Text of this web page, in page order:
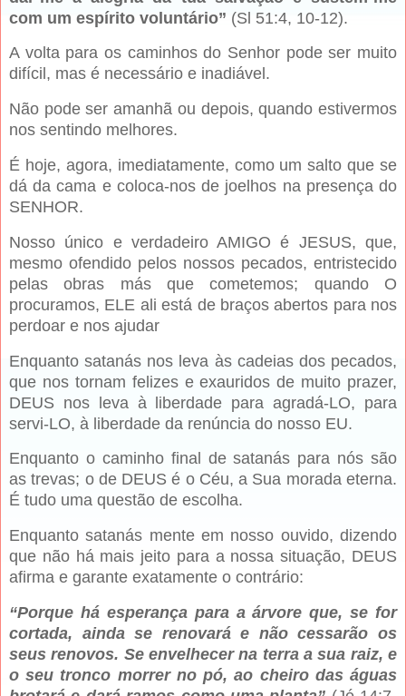
com um espírito voluntário” (Sl 51:4, 10-12).
A volta para os caminhos do Senhor pode ser muito
difícil, mas é necessário e inadiável.
Não pode ser amanhã ou depois, quando estivermos
nos sentindo melhores.
É hoje, agora, imediatamente, como um salto que se
dá da cama e coloca-nos de joelhos na presença do
SENHOR.
Nosso único e verdadeiro AMIGO é JESUS, que,
mesmo ofendido pelos nossos pecados, entristecido
pelas obras más que cometemos; quando O
procuramos, ELE ali está de braços abertos para nos
perdoar e nos ajudar
Enquanto satanás nos leva às cadeias dos pecados,
que nos tornam felizes e exauridos de muito prazer,
DEUS nos leva à liberdade para agradá-LO, para
servi-LO, à liberdade da renúncia do nosso EU.
Enquanto o caminho final de satanás para nós são
as trevas; o de DEUS é o Céu, a Sua morada eterna.
É tudo uma questão de escolha.
Enquanto satanás mente em nosso ouvido, dizendo
que não há mais jeito para a nossa situação, DEUS
afirma e garante exatamente o contrário:
“Porque há esperança para a árvore que, se for
cortada, ainda se renovará e não cessarão os
seus renovos. Se envelhecer na terra a sua raiz, e
o seu tronco morrer no pó, ao cheiro das águas